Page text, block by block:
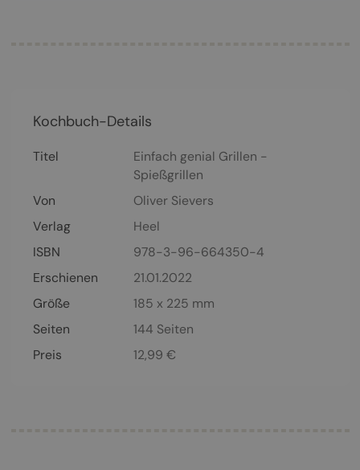
Kochbuch-Details
Titel
Einfach genial Grillen -
Spießgrillen
Von
Oliver Sievers
Verlag
Heel
ISBN
978-3-96-664350-4
Erschienen
21.01.2022
Größe
185 x 225 mm
Seiten
144 Seiten
Preis
12,99 €